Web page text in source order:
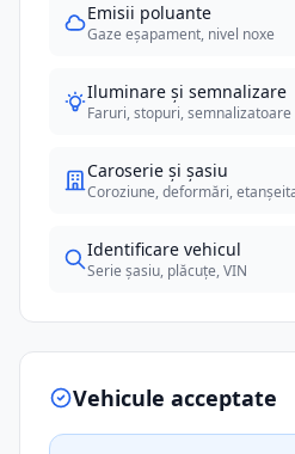
Emisii poluante
Gaze eșapament, nivel noxe
Iluminare și semnalizare
Faruri, stopuri, semnalizatoare
Caroserie și șasiu
Coroziune, deformări,
Identificare vehicul
Serie șasiu, plăcuțe, VIN
Vehicule acceptate